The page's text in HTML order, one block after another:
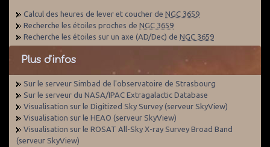
Calcul des heures de lever et coucher de NGC 3659
Recherche les étoiles proches de NGC 3659
Recherche les étoiles sur un axe (AD/Dec) de NGC 3659
Plus d'infos
Sur le serveur Simbad de l'observatoire de Strasbourg
Sur le serveur du NASA/IPAC Extragalactic Database
Visualisation sur le Digitized Sky Survey (serveur SkyView)
Visualisation sur le HEAO (serveur SkyView)
Visualisation sur le ROSAT All-Sky X-ray Survey Broad Band
(serveur SkyView)